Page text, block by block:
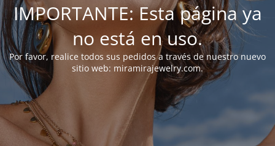
IMPORTANTE: Esta página ya
no está en uso.
Por favor, realice todos sus pedidos a través de nuestro nuevo
sitio web: miramirajewelry.com.